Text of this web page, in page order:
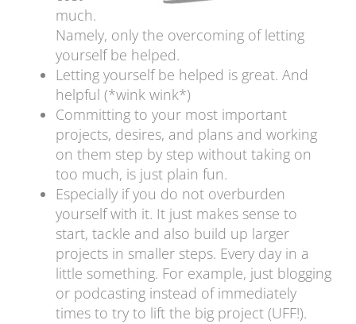
much.
Namely, only the overcoming of letting
yourself be helped.
Letting yourself be helped is great. And
helpful (*wink wink*)
Committing to your most important
projects, desires, and plans and working
on them step by step without taking on
too much, is just plain fun.
Especially if you do not overburden
yourself with it. It just makes sense to
start, tackle and also build up larger
projects in smaller steps. Every day in a
little something. For example, just blogging
or podcasting instead of immediately
times to try to lift the big project (UFF!).